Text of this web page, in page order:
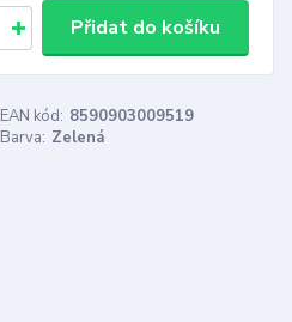
Přidat do košíku
EAN kód: 8590903009519
Barva: Zelená